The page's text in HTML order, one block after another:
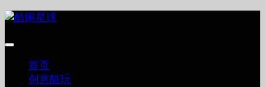
跳
内
首页
创意酷玩